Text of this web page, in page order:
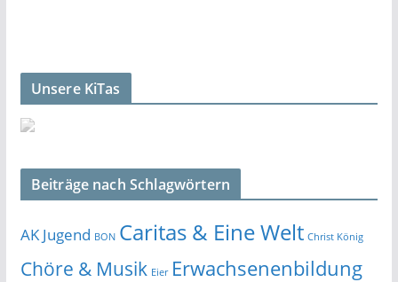
Unsere KiTas
Beiträge nach Schlagwörtern
AK Jugend BON Caritas & Eine Welt Christ König
Chöre & Musik Eier Erwachsenenbildung